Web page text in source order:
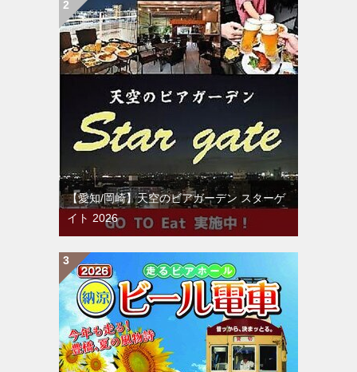
【愛知/岡崎】天空のビアガーデン スターゲ
イト 2026